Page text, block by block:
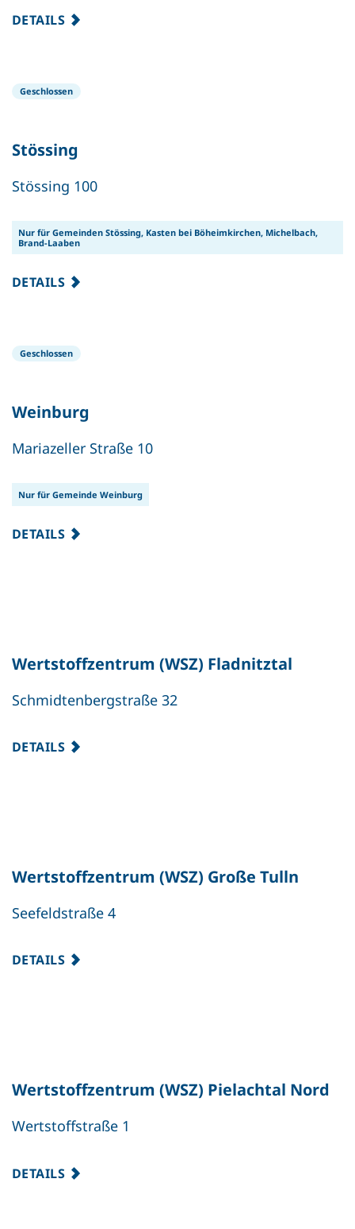
DETAILS
Geschlossen
Stössing
Stössing 100
Nur für Gemeinden Stössing, Kasten bei Böheimkirchen, Michelbach,
Brand-Laaben
DETAILS
Geschlossen
Weinburg
Mariazeller Straße 10
Nur für Gemeinde Weinburg
DETAILS
Wertstoffzentrum (WSZ) Fladnitztal
Schmidtenbergstraße 32
DETAILS
Wertstoffzentrum (WSZ) Große Tulln
Seefeldstraße 4
DETAILS
Wertstoffzentrum (WSZ) Pielachtal Nord
Wertstoffstraße 1
DETAILS